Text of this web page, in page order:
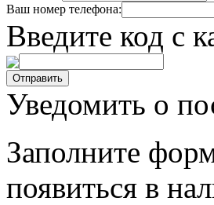
Ваш номер телефона:
Введите код с
Уведомить о
Заполните
появиться в